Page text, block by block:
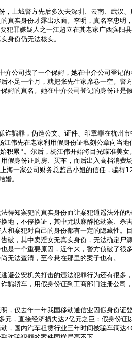
上城警方先后多次去深圳、云南、武汉、
真实身份才露出水面。李明，真名李忠明
犯罪嫌疑人之一江超立在其老家广西滨阳
身份仍无法核实。
公司找了一个保姆，她在中介公司登记的
不足一个月，就把张先生家席卷一空。警
姆的真名。她在中介公司登记的身份证是
骗罪，伪造公文、证件、印章罪在杭州市
江伟先在老家利用假身份证私刻公章向当地
积累"。尔后，杨江伟开始将目光瞄准美女
假身份证购房、买车，而后出入高档消费
海一家公司财务总监吕小姐的信任，骗得
婚。
知案犯的真实身份而让案犯逍遥法外的
地，不停换证，其中尤以麻醉抢劫案、杀
和案犯对自己的身份都有一定的隐藏性。
破，其中卖淫女无真实身份，无法确定尸
是一个重要原因，近年来，警方侦破了很
无法查清，至今悬在那里的案子也有。
公安机关打击的违法犯罪行为还有很多
骗轿车，用假身份证到工商部门注册公司
仅去年一年我国移动通信业因假身份证
元，直接经济损失达2亿元之巨；假身份证
，国内汽车租赁行业三年时间被骗车辆达